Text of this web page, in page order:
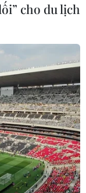
40 "Thợ
trong Cơ
biết Nga sẽ
cho du lịch